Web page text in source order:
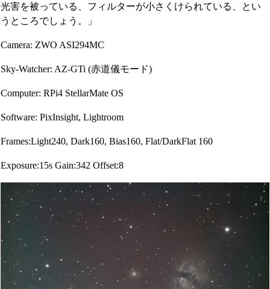
光害を被っている、フィルターが小さくけられている、とい
うところでしょう。」
Camera: ZWO ASI294MC
Sky-Watcher: AZ-GTi (赤道儀モード)
Computer: RPi4 StellarMate OS
Software: PixInsight, Lightroom
Frames:Light240, Dark160, Bias160, Flat/DarkFlat 160
Exposure:15s Gain:342 Offset:8